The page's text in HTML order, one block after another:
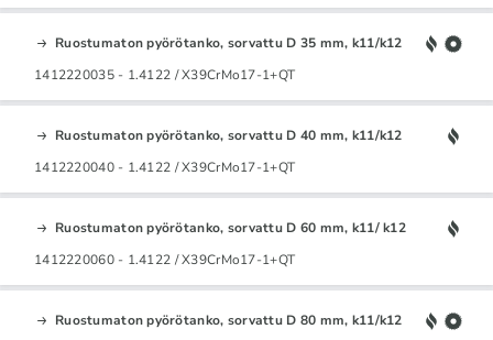
Ruostumaton pyörötanko, sorvattu D 35 mm, k11/k12
1412220035 - 1.4122 / X39CrMo17-1+QT
Ruostumaton pyörötanko, sorvattu D 40 mm, k11/k12
1412220040 - 1.4122 / X39CrMo17-1+QT
Ruostumaton pyörötanko, sorvattu D 60 mm, k11/ k12
1412220060 - 1.4122 / X39CrMo17-1+QT
Ruostumaton pyörötanko, sorvattu D 80 mm, k11/k12